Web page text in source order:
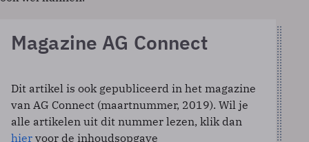
Magazine AG Connect
Dit artikel is ook gepubliceerd in het magazine
van AG Connect (maartnummer, 2019). Wil je
alle artikelen uit dit nummer lezen, klik dan
hier voor de inhoudsopgave